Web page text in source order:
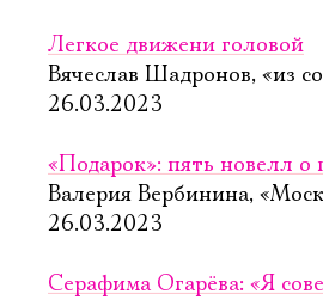
Легкое движени головой
Вячеслав Шадронов, «из
26.03.2023
«Подарок»: пять новелл о
Валерия Вербинина,
26.03.2023
Серафима Огарёва: «Я